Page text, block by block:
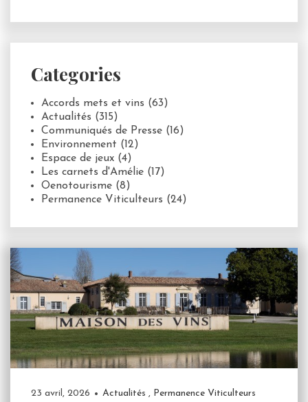
Categories
Accords mets et vins (63)
Actualités (315)
Communiqués de Presse (16)
Environnement (12)
Espace de jeux (4)
Les carnets d'Amélie (17)
Oenotourisme (8)
Permanence Viticulteurs (24)
23 avril, 2026 Actualités , Permanence Viticulteurs